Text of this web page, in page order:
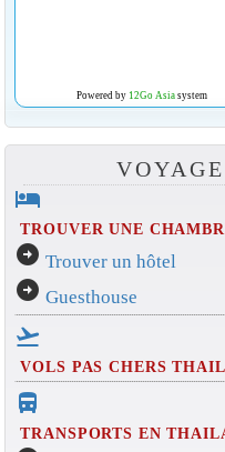
Powered by 12Go Asiasystem
hotel
TROUVER UNE
arrow_circle_right Trouver un hôtel
arrow_circle_right Guesthouse
flight_takeoff
VOLS PAS CHERS
directions_bus_filled
TRANSPORTS EN